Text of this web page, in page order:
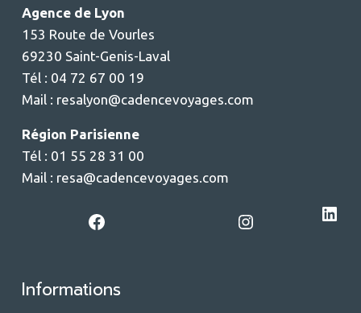
Agence de Lyon
153 Route de Vourles
69230 Saint-Genis-Laval
Tél : 04 72 67 00 19
Mail : resalyon@cadencevoyages.com
Région Parisienne
Tél : 01 55 28 31 00
Mail : resa@cadencevoyages.com
Facebook Instagram LinkedIn
Informations